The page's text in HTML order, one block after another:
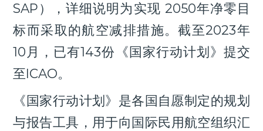
SAP），详细说明为实现 2050年净零目
标而采取的航空减排措施。截至2023年
10月 ， 已有143份《国家行动计划》提交
至ICAO。
《国家行动计划》是各国自愿制定的规划
与报告工具 ， 用于向国际民用航空组织汇